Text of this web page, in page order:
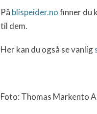
På blispeider.nofinner du
til dem.
Her kan du også se vanlig
Foto: Thomas Markento